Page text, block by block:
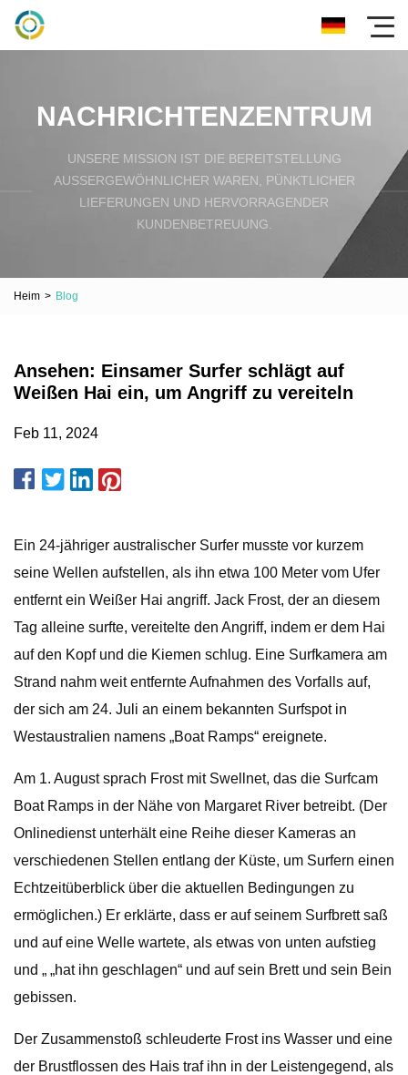
NACHRICHTENZENTRUM
UNSERE MISSION IST DIE BEREITSTELLUNG
AUSSERGEWÖHNLICHER WAREN, PÜNKTLICHER L
IEFERUNGEN UND HERVORRAGENDER K
UNDENBETREUUNG.
Heim > Blog
Ansehen: Einsamer Surfer schlägt auf
Weißen Hai ein, um Angriff zu vereiteln
Feb 11, 2024
Ein 24-jähriger australischer Surfer musste vor kurzem
seine Wellen aufstellen, als ihn etwa 100 Meter vom Ufer
entfernt ein Weißer Hai angriff. Jack Frost, der an diesem
Tag alleine surfte, vereitelte den Angriff, indem er dem Hai
auf den Kopf und die Kiemen schlug. Eine Surfkamera am
Strand nahm weit entfernte Aufnahmen des Vorfalls auf,
der sich am 24. Juli an einem bekannten Surfspot in
Westaustralien namens „Boat Ramps“ ereignete.
Am 1. August sprach Frost mit Swellnet, das die Surfcam
Boat Ramps in der Nähe von Margaret River betreibt. (Der
Onlinedienst unterhält eine Reihe dieser Kameras an
verschiedenen Stellen entlang der Küste, um Surfern einen
Echtzeitüberblick über die aktuellen Bedingungen zu
ermöglichen.) Er erklärte, dass er auf seinem Surfbrett saß
und auf eine Welle wartete, als etwas von unten aufstieg
und „ „hat ihn geschlagen“ und auf sein Brett und sein Bein
gebissen.
Der Zusammenstoß schleuderte Frost ins Wasser und eine
der Brustflossen des Hais traf ihn in der Leistengegend, als